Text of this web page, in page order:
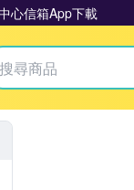
心信箱App下載
拍賣